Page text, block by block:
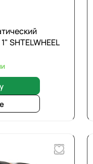
SHTELWHEEL